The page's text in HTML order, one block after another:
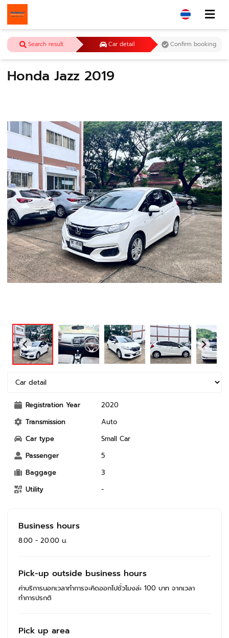
Search result Car detail Confirm booking
Honda Jazz 2019
Registration Year
2020
Transmission
Auto
Car type
Small Car
Passenger
5
Baggage
3
Utility
-
Business hours
8.00 - 20.00 น.
Pick-up outside business hours
ค่าบริการนอกเวลาทำการจะคิดออกไปชั่วโมงล่ะ 100 บาท จากเวลา
ทำการปรกติ
Pick up area